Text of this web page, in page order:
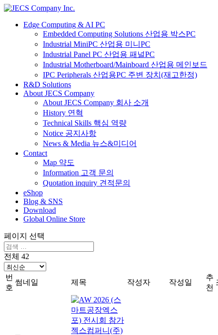
Edge Computing & AI PC
Embedded Computing Solutions 산업용 박스PC
Industrial MiniPC 산업용 미니PC
Industrial Panel PC 산업용 패널PC
Industrial Motherboard/Mainboard 산업용 메인보드
IPC Peripherals 산업용PC 주변 장치(재고한정)
R&D Solutions
About JECS Company
About JECS Company 회사 소개
History 연혁
Technical Skills 핵심 역량
Notice 공지사항
News & Media 뉴스&미디어
Contact
Map 약도
Information 고객 문의
Quotation inquiry 견적문의
eShop
Blog & SNS
Download
Global Online Store
페이지 선택
전체 42
번
호
썸네일 제목 작성자 작성일
추
천